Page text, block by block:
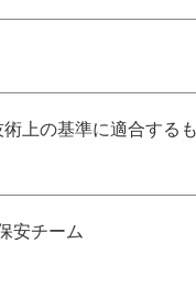
上の基準に適合する
安チーム